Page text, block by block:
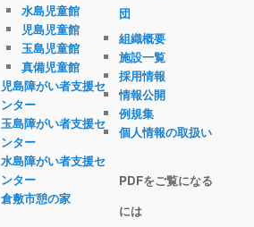
水島児童館
児島児童館
玉島児童館
真備児童館
児島障がい者支援セ
ンター
玉島障がい者支援セ
ンター
水島障がい者支援セ
ンター
倉敷市憩の家
団
組織概要
施設一覧
採用情報
情報公開
例規集
個人情報の取扱い
PDFをご覧になる
には